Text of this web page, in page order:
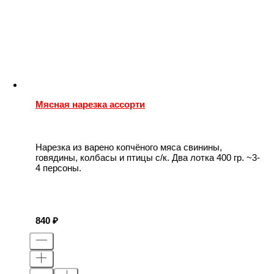
Мясная нарезка ассорти
Нарезка из варено копчёного мяса свинины,
говядины, колбасы и птицы с/к. Два лотка 400 гр. ~3-
4 персоны.
840